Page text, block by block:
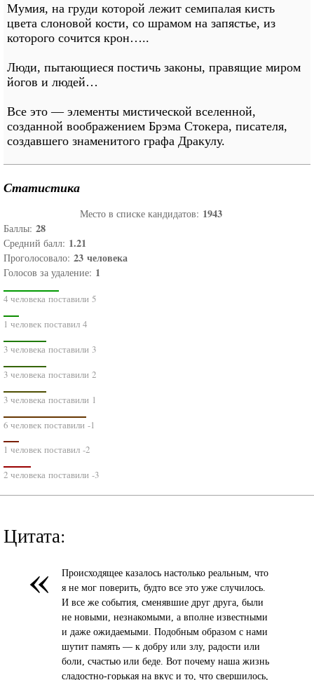
Мумия, на груди которой лежит семипалая кисть
цвета слоновой кости, со шрамом на запястье, из
которого сочится крон…..
Люди, пытающиеся постичь законы, правящие миром
йогов и людей…
Все это — элементы мистической вселенной,
созданной воображением Брэма Стокера, писателя,
создавшего знаменитого графа Дракулу.
Статистика
Место в списке кандидатов: 1943
Баллы: 28
Средний балл: 1.21
Проголосовало: 23 человека
Голосов за удаление: 1
4 человека поставили 5
1 человек поставил 4
3 человека поставили 3
3 человека поставили 2
3 человека поставили 1
6 человек поставили -1
1 человек поставил -2
2 человека поставили -3
Цитата:
«
Происходящее казалось настолько реальным, что
я не мог поверить, будто все это уже случилось.
И все же события, сменявшие друг друга, были
не новыми, незнакомыми, а вполне известными
и даже ожидаемыми. Подобным образом с нами
шутит память — к добру или злу, радости или
боли, счастью или беде. Вот почему наша жизнь
сладостно-горькая на вкус и то, что свершилось,